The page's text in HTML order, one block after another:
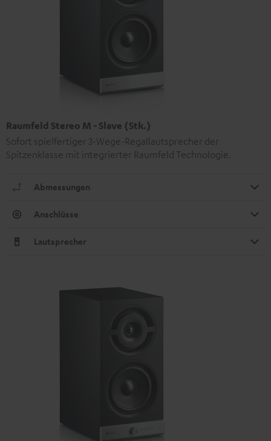
Raumfeld Stereo M - Slave (Stk.)
Sofort spielfertiger 3-Wege-Regallautsprecher der
Spitzenklasse mit integrierter Raumfeld Technologie.
Abmessungen
Anschlüsse
Lautsprecher